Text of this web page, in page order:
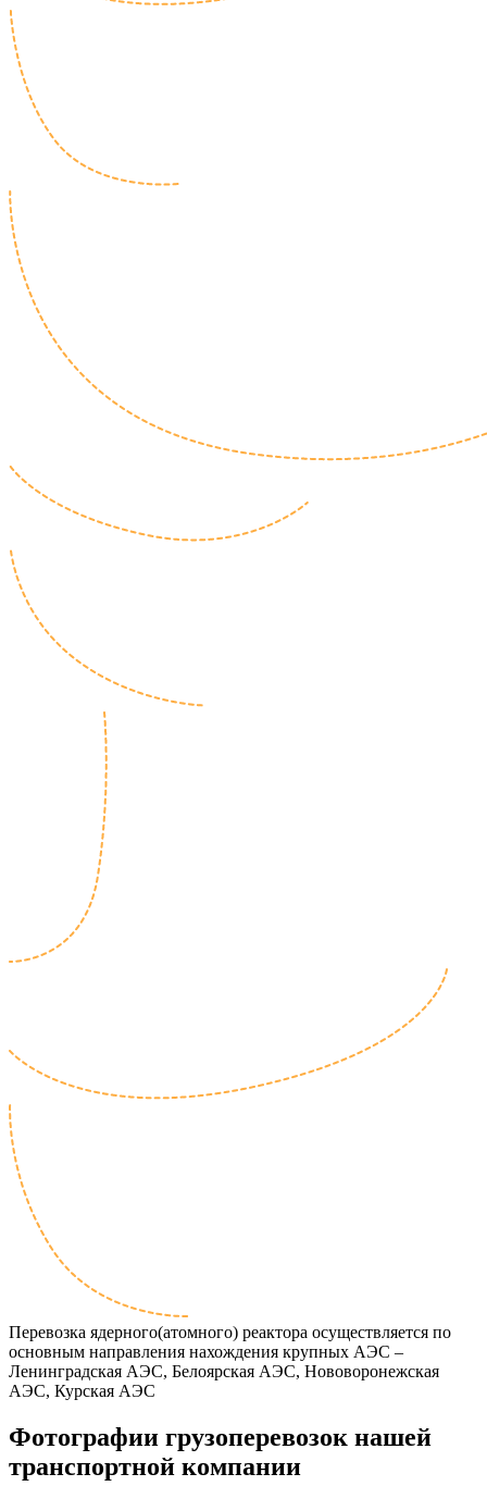
Перевозка ядерного(атомного) реактора осуществляется по
основным направления нахождения крупных АЭС –
Ленинградская АЭС, Белоярская АЭС, Нововоронежская
АЭС, Курская АЭС
Фотографии грузоперевозок нашей
транспортной компании